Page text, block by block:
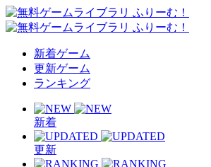
新着ゲーム
更新ゲーム
ランキング
新着
更新